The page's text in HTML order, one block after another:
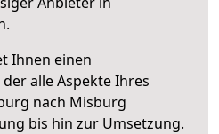
Ihnen einen
alle Aspekte Ihres
nach Misburg
bis hin zur Umsetzung.